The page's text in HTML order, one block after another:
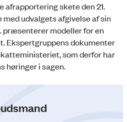
afrapportering skete den 21.
udvalgets afgivelse af sin
præsenterer modeller for en
Ekspertgruppens dokumenter
som derfor har
høringer i sagen.